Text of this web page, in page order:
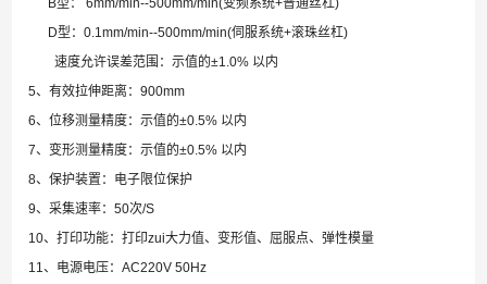
B型： 6mm/min--500mm/min(变频系统+普通丝杠)
D型：0.1mm/min--500mm/min(伺服系统+滚珠丝杠)
速度允许误差范围：示值的±1.0% 以内
5、有效拉伸距离：900mm
6、位移测量精度：示值的±0.5% 以内
7、变形测量精度：示值的±0.5% 以内
8、保护装置：电子限位保护
9、采集速率：50次/S
10、打印功能：打印zui大力值、变形值、屈服点、弹性模量
11、电源电压：AC220V 50Hz